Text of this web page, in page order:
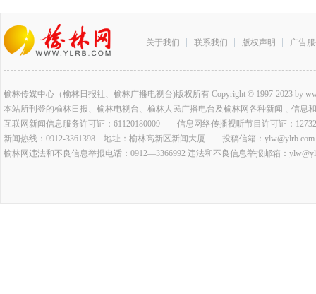
关于我们 联系我们 版权声明 广告
榆林传媒中心（榆林日报社、榆林广播电视台)版权所有 Copyright © 1997-2023 by
本站所刊登的榆林日报、榆林电视台、榆林人民广播电台及榆林网各种新闻﹑信
互联网新闻信息服务许可证：61120180009 信息网络传播视听节目许可证：
新闻热线：0912-3361398 地址：榆林高新区新闻大厦 投稿信箱：ylw@ylrb.com
榆林网违法和不良信息举报电话：0912—3366992 违法和不良信息举报邮箱：